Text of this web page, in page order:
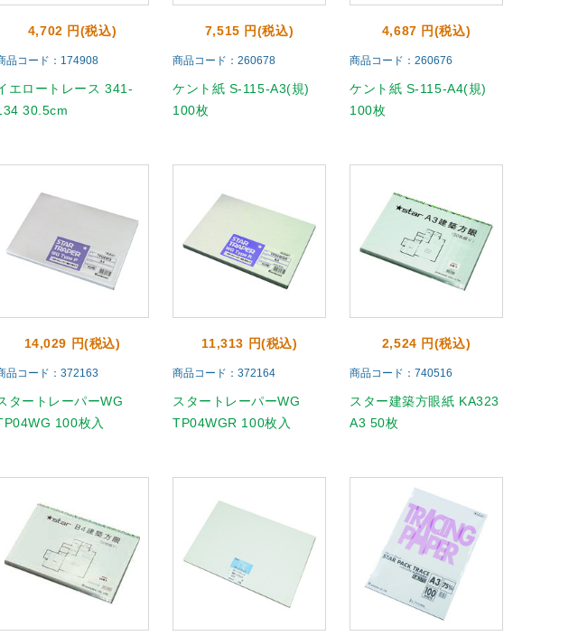
4,702 円(税込)
品コード：174908
エロートレース 341-
30.5cm
7,515 円(税込)
商品コード：260678
ケント紙 S-115-A3(規)
100枚
4,687 円(税込)
商品コード：260676
ケント紙 S-115-A4(規)
100枚
14,029 円(税込)
品コード：372163
タートレーパーWG
100枚入
11,313 円(税込)
商品コード：372164
スタートレーパーWG
TP04WGR 100枚入
2,524 円(税込)
商品コード：740516
スター建築方眼紙 KA323
A3 50枚